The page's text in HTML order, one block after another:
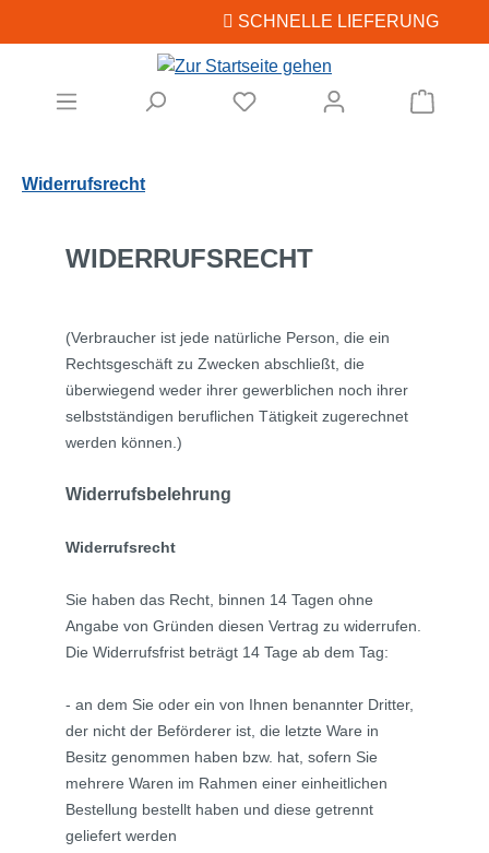
SCHNELLE LIEFERUNG
Widerrufsrecht
WIDERRUFSRECHT
(Verbraucher ist jede natürliche Person, die ein
Rechtsgeschäft zu Zwecken abschließt, die
überwiegend weder ihrer gewerblichen noch ihrer
selbstständigen beruflichen Tätigkeit zugerechnet
werden können.)
Widerrufsbelehrung
Widerrufsrecht
Sie haben das Recht, binnen 14 Tagen ohne
Angabe von Gründen diesen Vertrag zu widerrufen.
Die Widerrufsfrist beträgt 14 Tage ab dem Tag:
- an dem Sie oder ein von Ihnen benannter Dritter,
der nicht der Beförderer ist, die letzte Ware in
Besitz genommen haben bzw. hat, sofern Sie
mehrere Waren im Rahmen einer einheitlichen
Bestellung bestellt haben und diese getrennt
geliefert werden